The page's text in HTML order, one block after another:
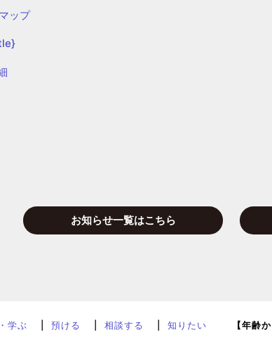
マップ愛
お知らせ一覧はこちら
学ぶ 預ける 相談する 知りたい 【年齢